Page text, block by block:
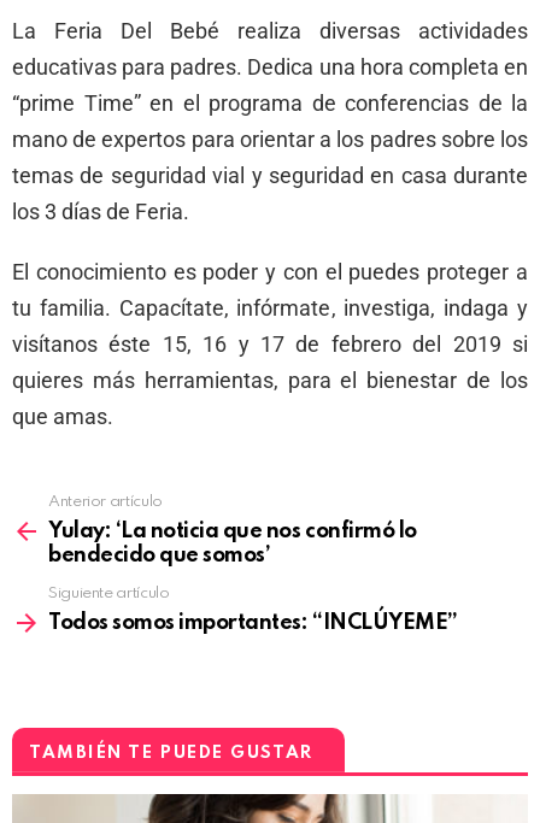
La Feria Del Bebé realiza diversas actividades
educativas para padres. Dedica una hora completa en
“prime Time” en el programa de conferencias de la
mano de expertos para orientar a los padres sobre los
temas de seguridad vial y seguridad en casa durante
los 3 días de Feria.
El conocimiento es poder y con el puedes proteger a
tu familia. Capacítate, infórmate, investiga, indaga y
visítanos éste 15, 16 y 17 de febrero del 2019 si
quieres más herramientas, para el bienestar de los
que amas.
Anterior artículo
Yulay: ‘La noticia que nos confirmó lo
bendecido que somos’
Siguiente artículo
Todos somos importantes: “INCLÚYEME”
TAMBIÉN TE PUEDE GUSTAR